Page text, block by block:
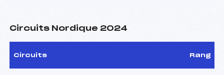
Circuits Nordique 2024
Circuits Rang